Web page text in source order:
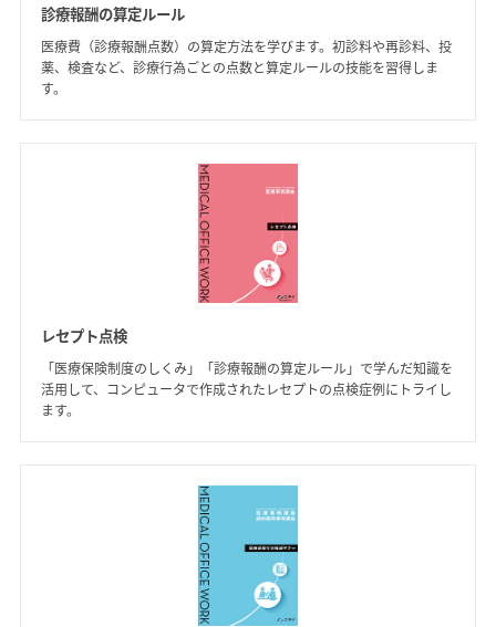
診療報酬の算定ルール
医療費（診療報酬点数）の算定方法を学びます。初診料や再診料、投
薬、検査など、診療行為ごとの点数と算定ルールの技能を習得しま
す。
レセプト点検
「医療保険制度のしくみ」「診療報酬の算定ルール」で学んだ知識を
活用して、コンピュータで作成されたレセプトの点検症例にトライし
ます。